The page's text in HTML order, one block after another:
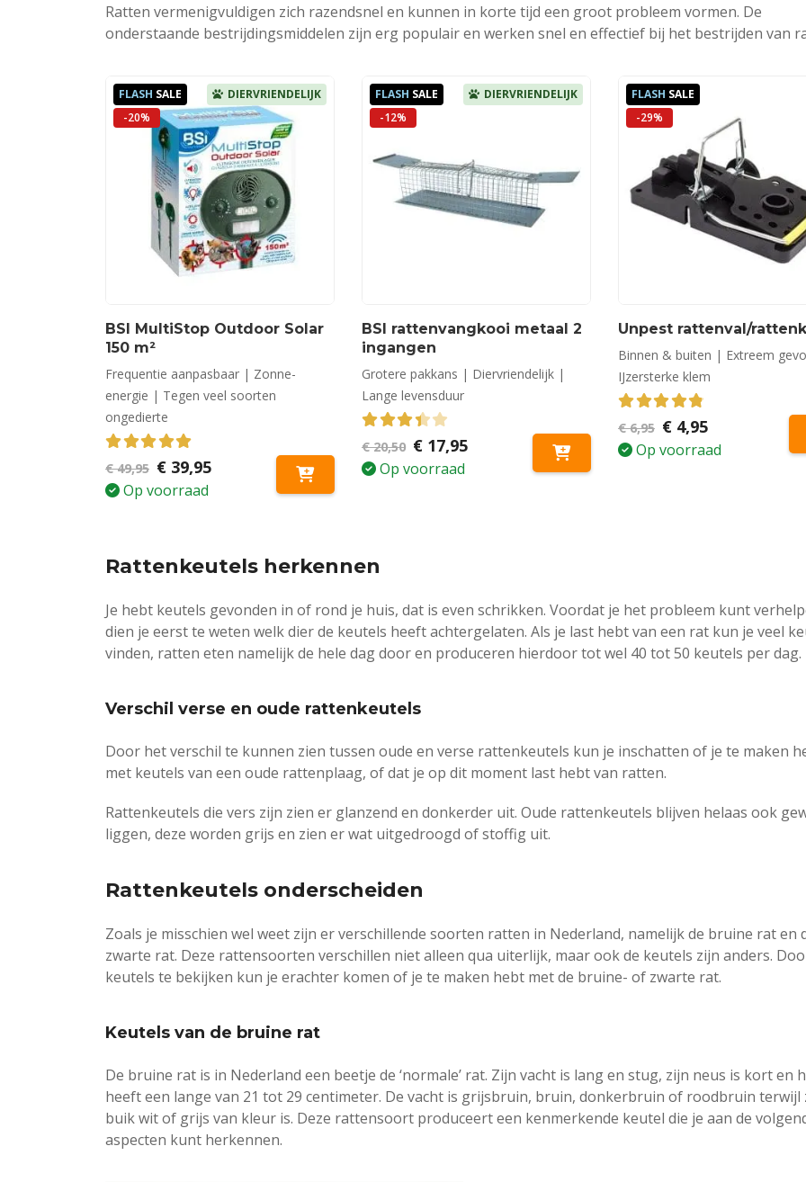
Ratten vermenigvuldigen zich razendsnel en kunnen in korte tijd een groot probleem vormen. De
onderstaande bestrijdingsmiddelen zijn erg populair en werken snel en effectief bij het bestrijden van
FLASH SALE
-20%
DIERVRIENDELIJK
BSI MultiStop Outdoor Solar
150 m²
Frequentie aanpasbaar | Zonne-
energie | Tegen veel soorten
ongedierte
5.00out of 5
€49,95 Oorspronkelijke
prijs
was:
€ 39,95Huidige
Op voorraad
FLASH SALE
-12%
DIERVRIENDELIJK
BSI rattenvangkooi metaal 2
ingangen
Grotere pakkans | Diervriendelijk |
Lange levensduur
3.44out of 5
€20,50 Oorspronkelijke
prijs
was:
€ 17,95Huidige
Op voorraad
FLASH SALE
-29%
Unpest rattenval/
Binnen & buiten | Extreem
IJzersterke klem
4.83 out of 5
€6,95 Oorspronkelijke
prijs
was:
€ 4,95Huidige
prijs
is:
Op voorraad
Rattenkeutels herkennen
Je hebt keutels gevonden in of rond je huis, dat is even schrikken. Voordat je het probleem kunt
dien je eerst te weten welk dier de keutels heeft achtergelaten. Als je last hebt van een rat kun je veel
vinden, ratten eten namelijk de hele dag door en produceren hierdoor tot wel 40 tot 50 keutels per dag.
Verschil verse en oude rattenkeutels
Door het verschil te kunnen zien tussen oude en verse rattenkeutels kun je inschatten of je te maken
met keutels van een oude rattenplaag, of dat je op dit moment last hebt van ratten.
Rattenkeutels die vers zijn zien er glanzend en donkerder uit. Oude rattenkeutels blijven helaas ook
liggen, deze worden grijs en zien er wat uitgedroogd of stoffig uit.
Rattenkeutels onderscheiden
Zoals je misschien wel weet zijn er verschillende soorten ratten in Nederland, namelijk de bruine rat en
zwarte rat. Deze rattensoorten verschillen niet alleen qua uiterlijk, maar ook de keutels zijn anders.
keutels te bekijken kun je erachter komen of je te maken hebt met de bruine- of zwarte rat.
Keutels van de bruine rat
De bruine rat is in Nederland een beetje de ‘normale’ rat. Zijn vacht is lang en stug, zijn neus is kort en
heeft een lange van 21 tot 29 centimeter. De vacht is grijsbruin, bruin, donkerbruin of roodbruin terwijl
buik wit of grijs van kleur is. Deze rattensoort produceert een kenmerkende keutel die je aan de
aspecten kunt herkennen.